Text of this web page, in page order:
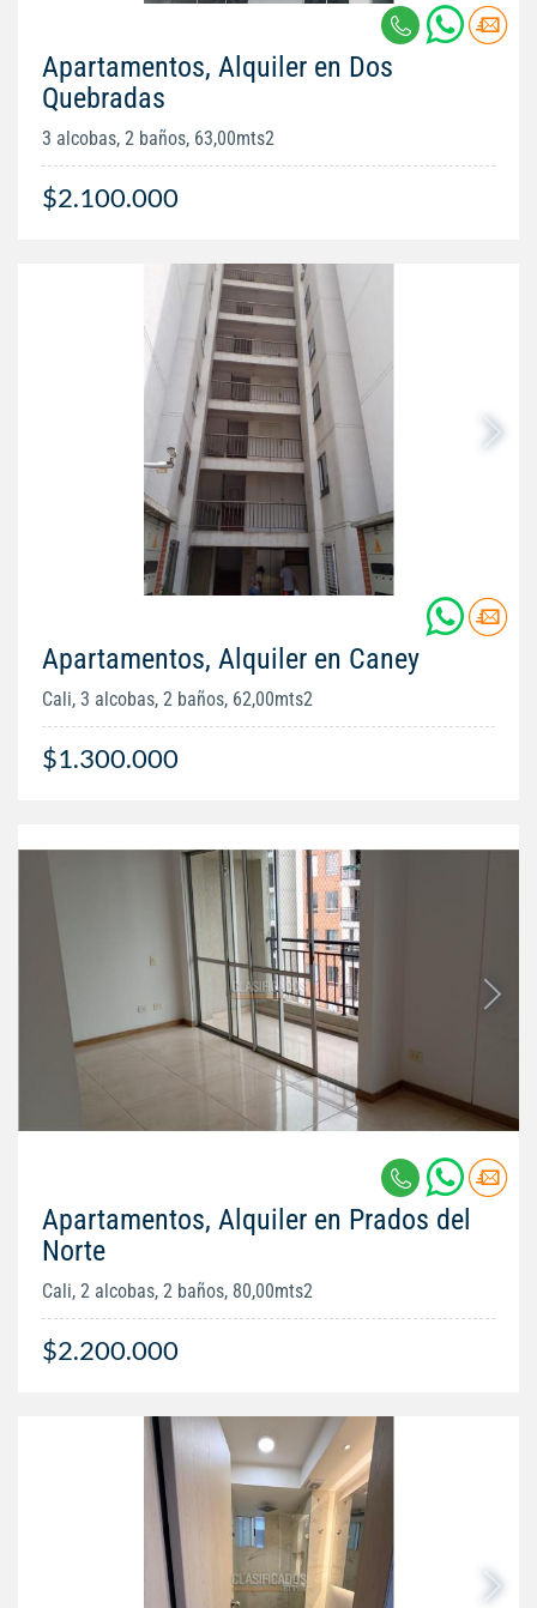
Apartamentos, Alquiler en Dos
Quebradas
3 alcobas, 2 baños, 63,00mts2
$2.100.000
Apartamentos, Alquiler en Caney
Cali, 3 alcobas, 2 baños, 62,00mts2
$1.300.000
Apartamentos, Alquiler en Prados del
Norte
Cali, 2 alcobas, 2 baños, 80,00mts2
$2.200.000